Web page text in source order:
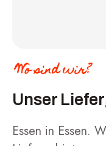
Wo sind wir?
Unser
Essen in Essen.